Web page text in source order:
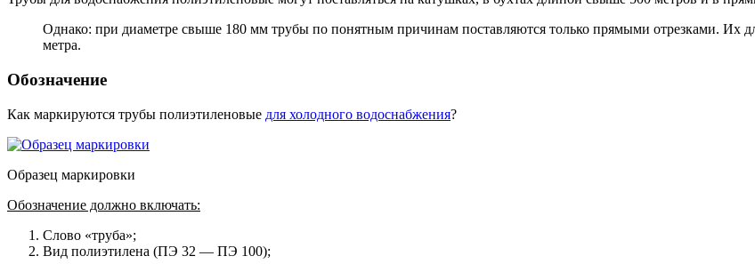
Однако: при диаметре свыше 180 мм трубы по понятным причинам поставляются только прямыми отрезками. Их
метра.
Обозначение
Как маркируются трубы полиэтиленовые для холодного водоснабжения?
Образец маркировки
Обозначение должно включать:
Слово «труба»;
Вид полиэтилена (ПЭ 32 — ПЭ 100);